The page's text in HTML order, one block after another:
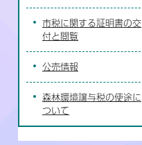
市税に関する証明書の交
付と閲覧
公売情報
森林環境譲与税の使途に
ついて